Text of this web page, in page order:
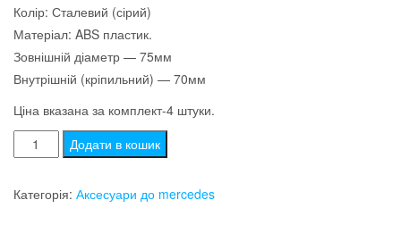
Колір: Сталевий (сірий)
Матеріал: ABS пластик.
Зовнішній діаметр — 75мм
Внутрішній (кріпильний) — 70мм
Ціна вказана за комплект-4 штуки.
Ковпачки
/
Додати в кошик
Категорія: Аксесуари до mercedes